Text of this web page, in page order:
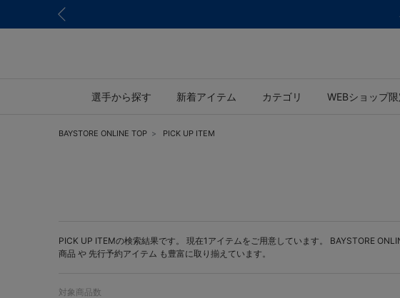
選手から探す 新着アイテム カテゴリ WEBショップ
BAYSTORE ONLINE TOP PICK UP ITEM
PICK UP ITEMの検索結果です。 現在1アイテムをご用意しています。 BAYSTORE
商品 や 先行予約アイテム も豊富に取り揃えています。
対象商品数